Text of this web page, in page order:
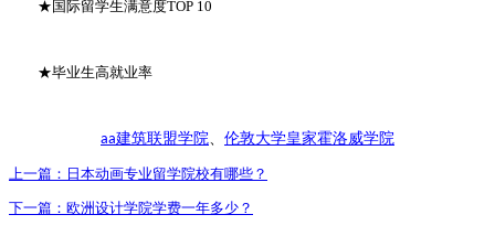
★国际留学生满意度TOP 10
★毕业生高就业率
aa建筑联盟学院 伦敦大学皇家霍洛威学院
上一篇： 日本动画专业留学院校有哪些？
下一篇： 欧洲设计学院学费一年多少？